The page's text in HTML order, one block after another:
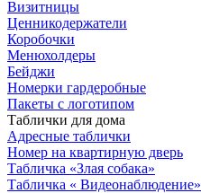
Визитницы
Ценникодержатели
Коробочки
Менюхолдеры
Бейджи
Номерки гардеробные
Пакеты с логотипом
Таблички для дома
Адресные таблички
Номер на квартирную дверь
Табличка «Злая собака»
Табличка « Видеонаблюдение»